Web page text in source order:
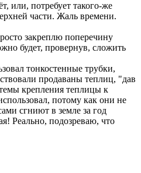
или, потребует такого-же
части. Жаль времени.
закреплю поперечину
будет, провернув, сложить
тонкостенные трубки,
продаваны теплиц, "дав
крепления теплицы к
потому как они не
сгниют в земле за год
Реально, подозреваю, что